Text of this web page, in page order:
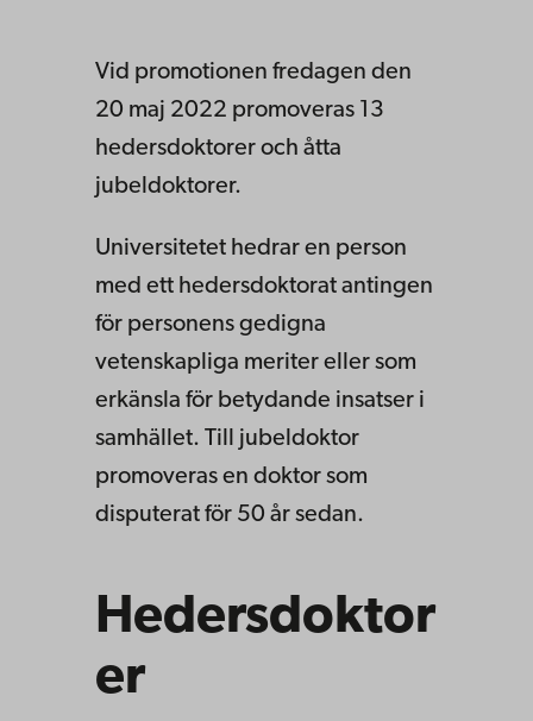
Vid promotionen fredagen den
20 maj 2022 promoveras 13
hedersdoktorer och åtta
jubeldoktorer.
Universitetet hedrar en person
med ett hedersdoktorat antingen
för personens gedigna
vetenskapliga meriter eller som
erkänsla för betydande insatser i
samhället. Till jubeldoktor
promoveras en doktor som
disputerat för 50 år sedan.
Hedersdoktor
er